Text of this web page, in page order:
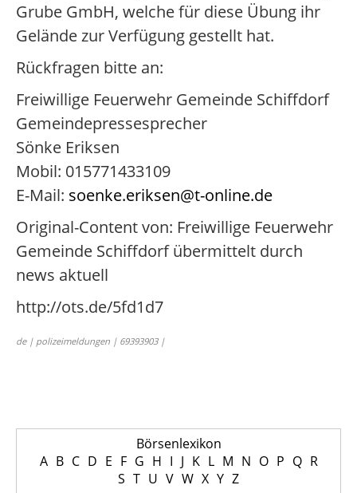
Grube GmbH, welche für diese Übung ihr
Gelände zur Verfügung gestellt hat.
Rückfragen bitte an:
Freiwillige Feuerwehr Gemeinde Schiffdorf
Gemeindepressesprecher
Sönke Eriksen
Mobil: 015771433109
E-Mail: soenke.eriksen@t-online.de
Original-Content von: Freiwillige Feuerwehr
Gemeinde Schiffdorf übermittelt durch
news aktuell
http://ots.de/5fd1d7
de | polizeimeldungen | 69393903 |
Börsenlexikon
A B C D E F G H I J K L M N O P Q R
S T U V W X Y Z